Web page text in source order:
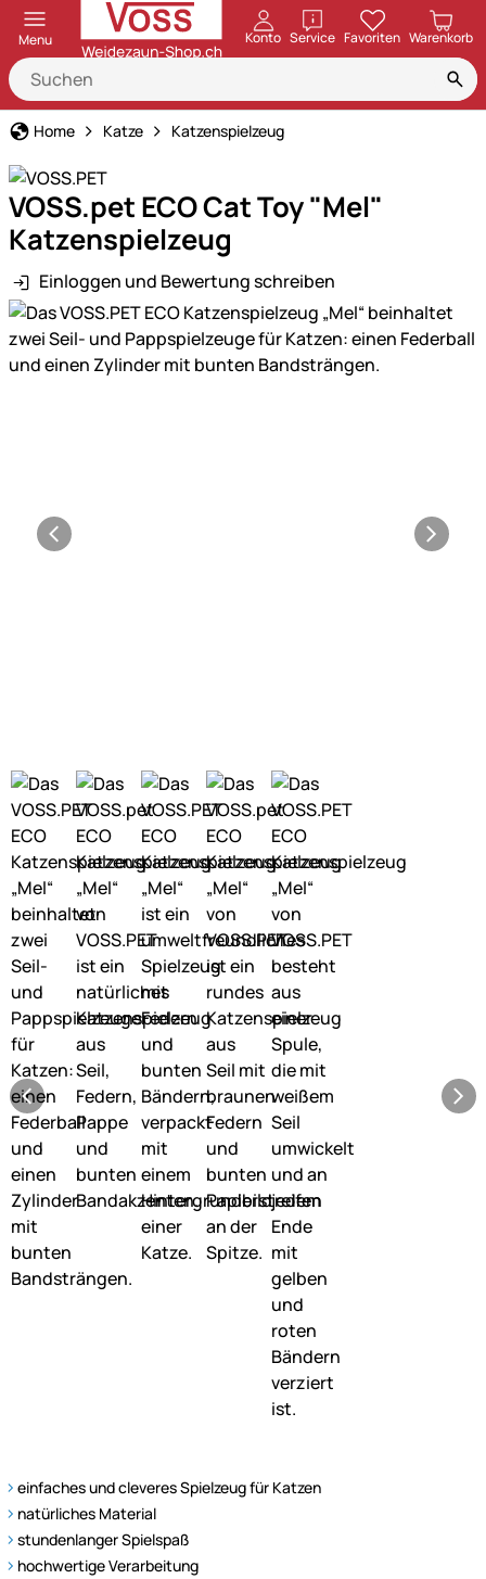
Menu Konto ServiceöffnenFavoriten Warenkorb
Home Katze Katzenspielzeug
VOSS.pet ECO Cat Toy "Mel"
Katzenspielzeug
Einloggen und Bewertung schreiben
Produktgalerie
einfaches und cleveres Spielzeug für Katzen
natürliches Material
stundenlanger Spielspaß
hochwertige Verarbeitung